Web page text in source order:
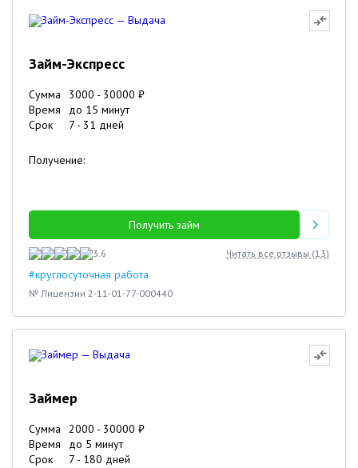
Займ-Экспресс
Сумма 3000 - 30000 ₽
Время
до 15 минут
Срок
7 - 31 дней
Получение:
Получить займ
3.6 Читать все отзывы (13)
#круглосуточная работа
№ Лицензии 2-11-01-77-000440
Займер
Сумма 2000 - 30000 ₽
Время
до 5 минут
Срок
7 - 180 дней